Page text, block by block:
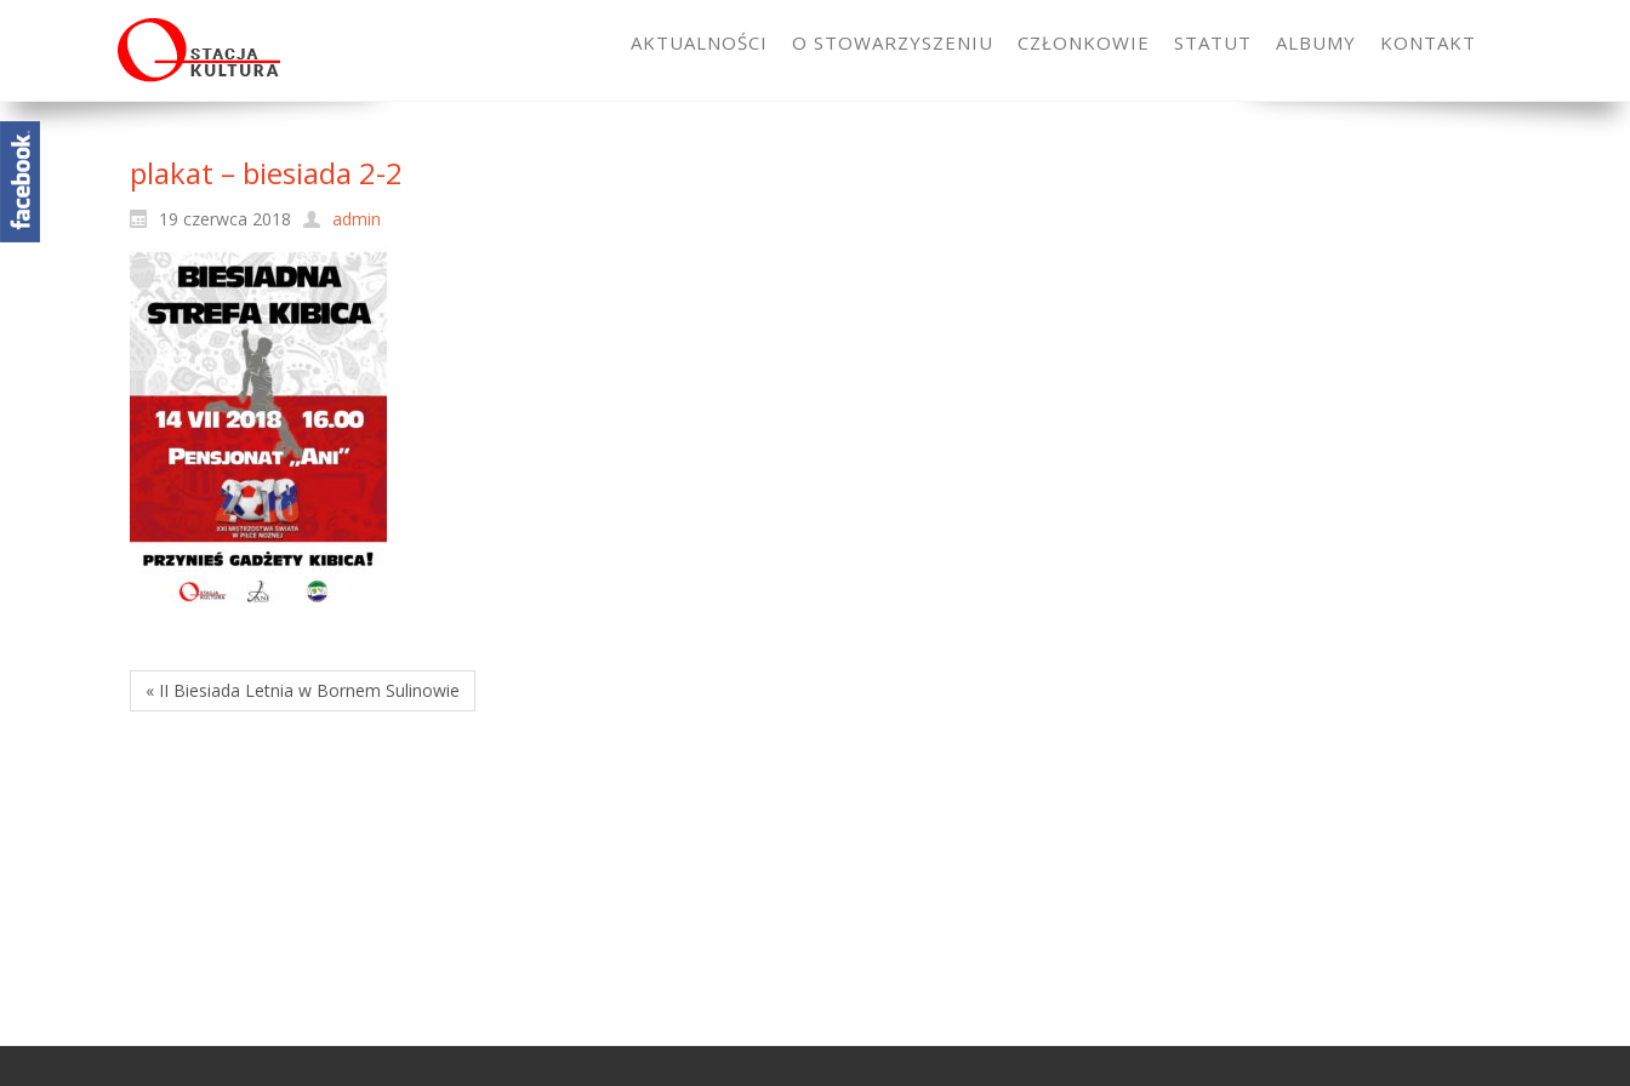
AKTUALNOŚCI O STOWARZYSZENIU CZŁONKOWIE STATUT ALBUMY KONTAKT
plakat – biesiada 2-2
19 czerwca 2018 admin
« II Biesiada Letnia w Bornem Sulinowie